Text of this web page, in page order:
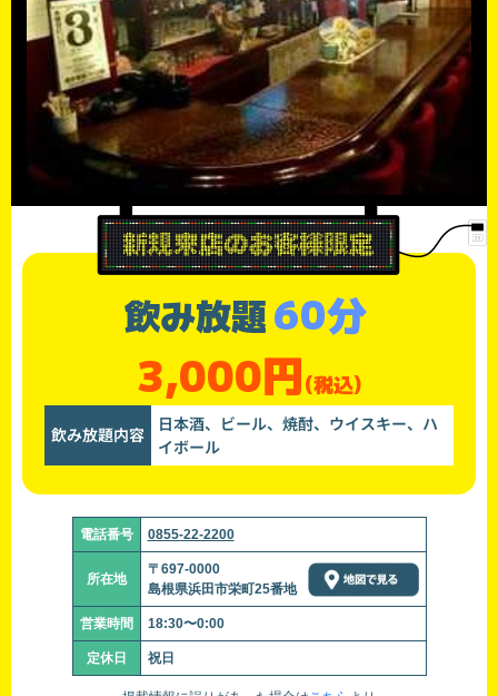
飲み放題60分
3,000円(税込)
飲み放題内容
日本酒、ビール、焼酎、ウイスキー、ハ
イボール
電話番号 0855-22-2200
所在地
〒697-0000
島根県浜田市栄町25番地
営業時間 18:30〜0:00
定休日 祝日